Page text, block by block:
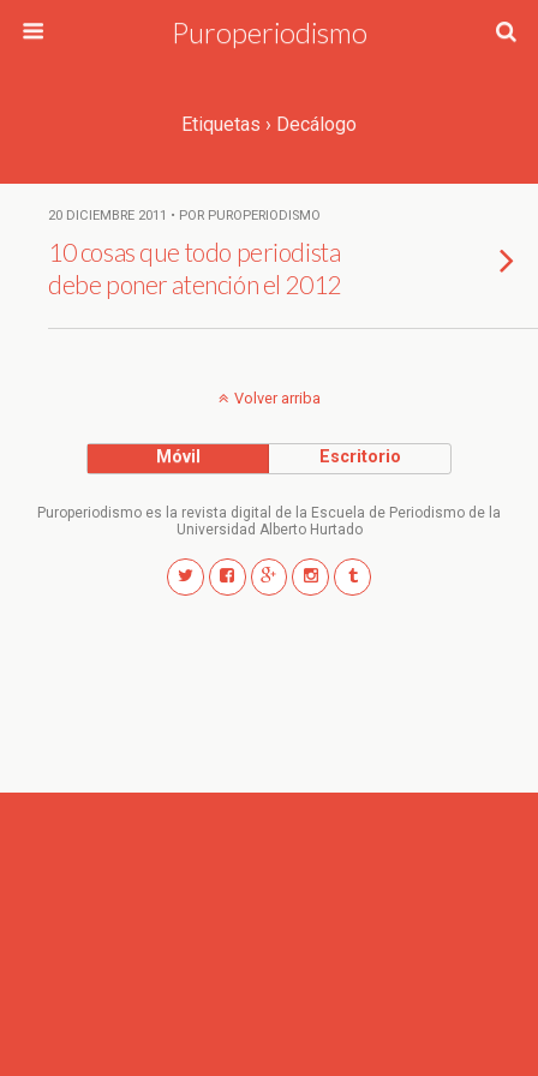
Puroperiodismo
Etiquetas › Decálogo
20 DICIEMBRE 2011 • POR PUROPERIODISMO
10 cosas que todo periodista
debe poner atención el 2012
Volver arriba
Móvil Escritorio
Puroperiodismo es la revista digital de la Escuela de Periodismo de la
Universidad Alberto Hurtado